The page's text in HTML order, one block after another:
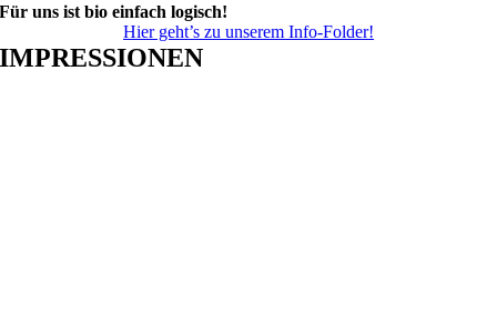
Für uns ist bio einfach logisch!
Hier geht’s zu unserem Info-Folder!
IMPRESSIONEN